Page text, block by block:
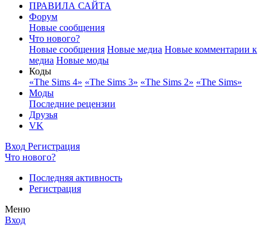
ПРАВИЛА САЙТА
Форум
Новые сообщения
Что нового?
Новые сообщения Новые медиа Новые комментарии к
медиа Новые моды
Коды
«The Sims 4» «The Sims 3» «The Sims 2» «The Sims»
Моды
Последние рецензии
Друзья
VK
Вход Регистрация
Что нового?
Последняя активность
Регистрация
Меню
Вход